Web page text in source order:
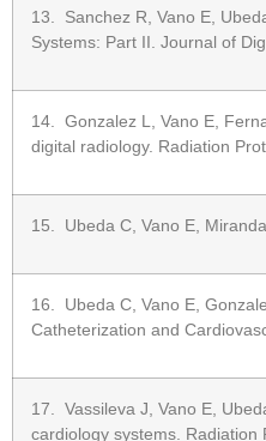
13. Sanchez R, Vano E,
Systems: Part II. Journal of
14. Gonzalez L, Vano E,
digital radiology. Radiation
15. Ubeda C, Vano E,
16. Ubeda C, Vano E,
Catheterization and
17. Vassileva J, Vano E,
cardiology systems. Radiation